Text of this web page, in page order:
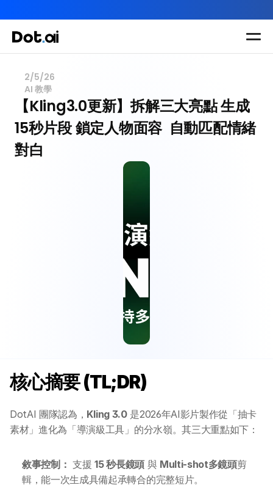
2/5/26
AI 教學
【Kling3.0更新】拆解三大亮點 生成
15秒片段 鎖定人物面容  自動匹配情緒
對白
核心摘要 (TL;DR)
DotAI 團隊認為， Kling 3.0 是2026年AI影片製作從「抽卡
素材」進化為「導演級工具」的分水嶺。其三大重點如下：
敘事控制： 支援 15 秒長鏡頭 與 Multi-shot多鏡頭剪
輯，能一次生成具備起承轉合的完整短片。
Dot.AI Academy
全港最貼地AI課程
三大恆常課程 主題課程
所有課程
多種專項技能提
升課程
實用課程
我們有三大課程